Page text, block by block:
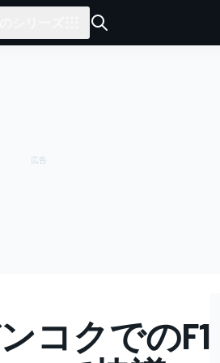
コクでのF1